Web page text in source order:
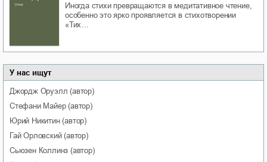
Иногда стихи превращаются в медитативное чтение,
особенно это ярко проявляется в стихотворении
«Тих…
У нас ищут
Джордж Оруэлл (автор)
Стефани Майер(автор)
Юрий Никитин(автор)
Гай Орловский(автор)
Сьюзен Коллинз (автор)